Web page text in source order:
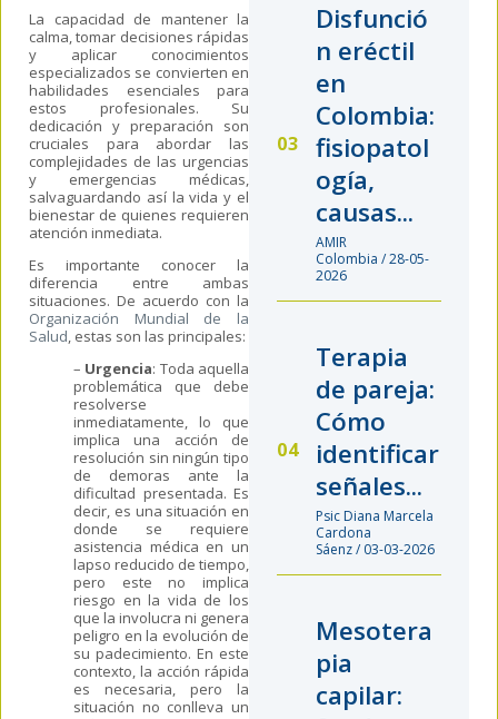
La capacidad de mantener la
calma, tomar decisiones rápidas
y aplicar conocimientos
especializados se convierten en
habilidades esenciales para
estos profesionales. Su
dedicación y preparación son
cruciales para abordar las
complejidades de las urgencias
y emergencias médicas,
salvaguardando así la vida y el
bienestar de quienes requieren
atención inmediata.
Es importante conocer la
diferencia entre ambas
situaciones. De acuerdo con la
Organización Mundial de la
Salud, estas son las principales:
– Urgencia: Toda aquella
problemática que debe
resolverse
inmediatamente, lo que
implica una acción de
resolución sin ningún tipo
de demoras ante la
dificultad presentada. Es
decir, es una situación en
donde se requiere
asistencia médica en un
lapso reducido de tiempo,
pero este no implica
riesgo en la vida de los
que la involucra ni genera
peligro en la evolución de
su padecimiento. En este
contexto, la acción rápida
es necesaria, pero la
situación no conlleva un
Disfunció
n eréctil
en
Colombia:
fisiopatol
ogía,
causas...
AMIR
Colombia / 28-05-
2026
Terapia
de pareja:
Cómo
identificar
señales...
Psic Diana Marcela
Cardona
Sáenz / 03-03-2026
Mesotera
pia
capilar: